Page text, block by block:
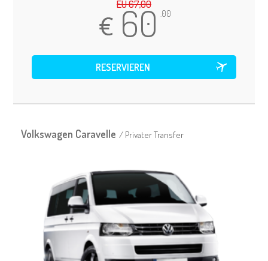
EU 67,00
60 .00
Volkswagen Caravelle / Privater Transfer